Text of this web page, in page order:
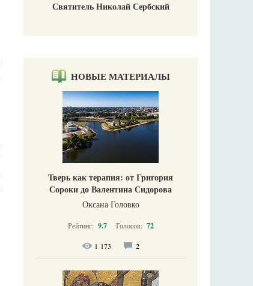
Святитель Николай Сербский
НОВЫЕ МАТЕРИАЛЫ
Тверь как терапия: от Григория
Сороки до Валентина Сидорова
Оксана Головко
Рейтинг: 9.7 Голосов: 72
1 173 2